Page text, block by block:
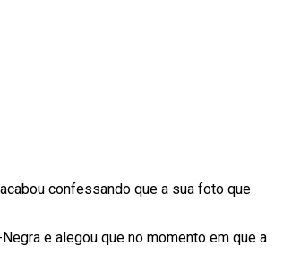
confessando que a sua foto que
e alegou que no momento em que a